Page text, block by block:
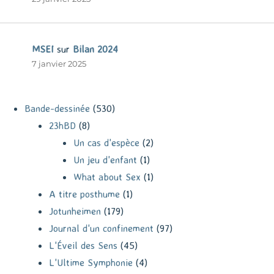
MSEI sur Bilan 2024
7 janvier 2025
Bande-dessinée (530)
23hBD (8)
Un cas d'espèce (2)
Un jeu d'enfant (1)
What about Sex (1)
A titre posthume (1)
Jotunheimen (179)
Journal d'un confinement (97)
L'Éveil des Sens (45)
L'Ultime Symphonie (4)